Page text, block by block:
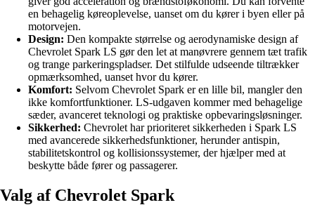
en behagelig køreoplevelse, uanset om du kører i byen eller på
motorvejen.
Design: Den kompakte størrelse og aerodynamiske design af
Chevrolet Spark LS gør den let at manøvrere gennem tæt trafik
og trange parkeringspladser. Det stilfulde udseende tiltrækker
opmærksomhed, uanset hvor du kører.
Komfort: Selvom Chevrolet Spark er en lille bil, mangler den
ikke komfortfunktioner. LS-udgaven kommer med behagelige
sæder, avanceret teknologi og praktiske opbevaringsløsninger.
Sikkerhed: Chevrolet har prioriteret sikkerheden i Spark LS
med avancerede sikkerhedsfunktioner, herunder antispin,
stabilitetskontrol og kollisionssystemer, der hjælper med at
beskytte både fører og passagerer.
Valg af Chevrolet Spark